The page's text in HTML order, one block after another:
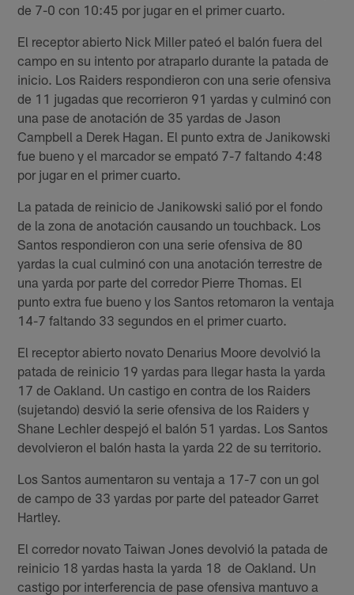
de 7-0 con 10:45 por jugar en el primer cuarto.
El receptor abierto Nick Miller pateó el balón fuera del
campo en su intento por atraparlo durante la patada de
inicio. Los Raiders respondieron con una serie ofensiva
de 11 jugadas que recorrieron 91 yardas y culminó con
una pase de anotación de 35 yardas de Jason
Campbell a Derek Hagan. El punto extra de Janikowski
fue bueno y el marcador se empató 7-7 faltando 4:48
por jugar en el primer cuarto.
La patada de reinicio de Janikowski salió por el fondo
de la zona de anotación causando un touchback. Los
Santos respondieron con una serie ofensiva de 80
yardas la cual culminó con una anotación terrestre de
una yarda por parte del corredor Pierre Thomas. El
punto extra fue bueno y los Santos retomaron la ventaja
14-7 faltando 33 segundos en el primer cuarto.
El receptor abierto novato Denarius Moore devolvió la
patada de reinicio 19 yardas para llegar hasta la yarda
17 de Oakland. Un castigo en contra de los Raiders
(sujetando) desvió la serie ofensiva de los Raiders y
Shane Lechler despejó el balón 51 yardas. Los Santos
devolvieron el balón hasta la yarda 22 de su territorio.
Los Santos aumentaron su ventaja a 17-7 con un gol
de campo de 33 yardas por parte del pateador Garret
Hartley.
El corredor novato Taiwan Jones devolvió la patada de
reinicio 18 yardas hasta la yarda 18 de Oakland. Un
castigo por interferencia de pase ofensiva mantuvo a